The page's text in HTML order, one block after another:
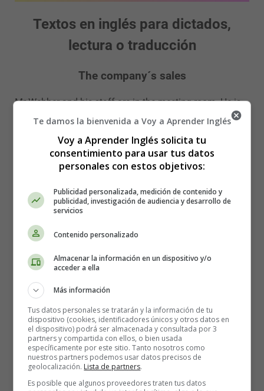
Textos en inglés para dictados,
lectura o traducción
The company´s sales
Mr Webber and his staff are in the meeting room. He is
talking to them about the company´s sales in the last six
Good morning. Well… we have met this morning to talk
about the company´s sales from july to December.
As the bar chart shows, we had a succesful sale in july
due to our latest product launched during that month:
August and september, followed by a slight increase in
at the bar chart- there has been a dramatic decrease in
In spite of these results, don´t forget that we have
become one of the world´s leading companies in
cosmetic during the last twenty years; and I am sure we
will be able to find new ideas to improve the earnings
and to get, in short, a steady rise.
***cuadros resumen de expresiones utilizadas en el
Te damos la bienvenida a Voy a Aprender Inglés
Voy a Aprender Inglés solicita tu
consentimiento para usar tus datos
personales con estos objetivos:
Publicidad personalizada, medición de contenido y
publicidad, investigación de audiencia y desarrollo de
servicios
Contenido personalizado
Almacenar la información en un dispositivo y/o
acceder a ella
Más información
Tus datos personales se tratarán y la información de tu
dispositivo (cookies, identificadores únicos y otros datos en
el dispositivo) podrá ser almacenada y consultada por 3
partners y compartida con ellos, o bien usada
específicamente por este sitio. Tanto nosotros como
nuestros partners podemos usar datos precisos de
geolocalización. Lista de partners.
Es posible que algunos proveedores traten tus datos